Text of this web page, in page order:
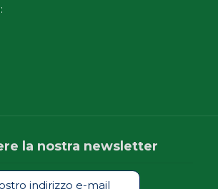
la nostra newsletter